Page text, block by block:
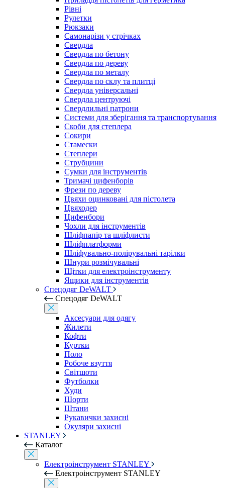
Рівні
Рулетки
Рюкзаки
Самонарізи у стрічках
Свердла
Свердла по бетону
Свердла по дереву
Свердла по металу
Свердла по склу та плитці
Свердла універсальні
Свердла центруючі
Свердлильні патрони
Системи для зберігання та транспортування
Скоби для степлера
Сокири
Стамески
Степлери
Струбцини
Сумки для інструментів
Тримачі цифенборів
Фрези по дереву
Цвяхи оцинковані для пістолета
Цвяходер
Цифенбори
Чохли для інструментів
Шліфпапір та шліфлисти
Шліфплатформи
Шліфувально-полірувальні тарілки
Шнури розмічувальні
Щітки для електроінструменту
Ящики для інструментів
Спецодяг DeWALT
Спецодяг DeWALT
Аксесуари для одягу
Жилети
Кофти
Куртки
Поло
Робоче взуття
Світшоти
Футболки
Худи
Шорти
Штани
Рукавички захисні
Окуляри захисні
STANLEY
Каталог
Електроінструмент STANLEY
Електроінструмент STANLEY